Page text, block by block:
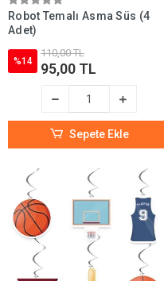
Robot Temalı Asma Süs (4
Adet)
%14
110,00 TL
95,00 TL
Sepete Ekle